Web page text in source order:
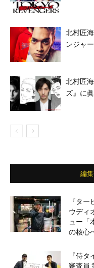
北村匠
ンジャ
北村匠
ズ』に
編
『タ
ウディ
ュー「
の核心
『侍
審査員